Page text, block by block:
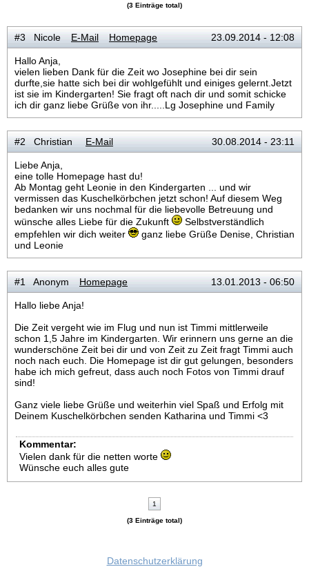
(3 Einträge total)
#3 Nicole E-Mail Homepage 23.09.2014 - 12:08
Hallo Anja,
vielen lieben Dank für die Zeit wo Josephine bei dir sein
durfte,sie hatte sich bei dir wohlgefühlt und einiges gelernt.Jetzt
ist sie im Kindergarten! Sie fragt oft nach dir und somit schicke
ich dir ganz liebe Grüße von ihr.....Lg Josephine und Family
#2 Christian E-Mail 30.08.2014 - 23:11
Liebe Anja,
eine tolle Homepage hast du!
Ab Montag geht Leonie in den Kindergarten ... und wir
vermissen das Kuschelkörbchen jetzt schon! Auf diesem Weg
bedanken wir uns nochmal für die liebevolle Betreuung und
wünsche alles Liebe für die Zukunft
Selbstverständlich
empfehlen wir dich weiter
ganz liebe Grüße Denise, Christian
und Leonie
#1 Anonym Homepage 13.01.2013 - 06:50
Hallo liebe Anja!
Die Zeit vergeht wie im Flug und nun ist Timmi mittlerweile
schon 1,5 Jahre im Kindergarten. Wir erinnern uns gerne an die
wunderschöne Zeit bei dir und von Zeit zu Zeit fragt Timmi auch
noch nach euch. Die Homepage ist dir gut gelungen, besonders
habe ich mich gefreut, dass auch noch Fotos von Timmi drauf
sind!
Ganz viele liebe Grüße und weiterhin viel Spaß und Erfolg mit
Deinem Kuschelkörbchen senden Katharina und Timmi <3
Kommentar:
Vielen dank für die netten worte
Wünsche euch alles gute
1
(3 Einträge total)
Datenschutzerklärung